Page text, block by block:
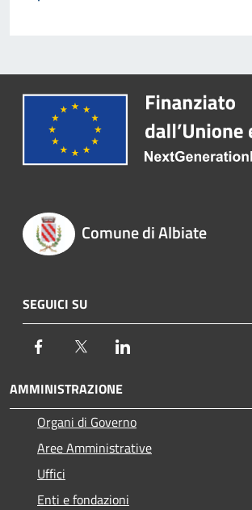
Comune di Albiate
SEGUICI SU
Facebook Twitter
AMMINISTRAZIONE
Organi di Governo
Aree Amministrative
Uffici
Enti e fondazioni